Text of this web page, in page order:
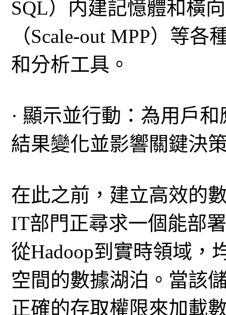
SQL）内建記憶體和橫
（Scale-out MPP）等
和分析工具。
· 顯示並行動：為用戶
結果變化並影響關鍵決
在此之前，建立高效的
IT部門正尋求一個能部
從Hadoop到實時領域，
空間的數據湖泊。當該
正確的存取權限來加載